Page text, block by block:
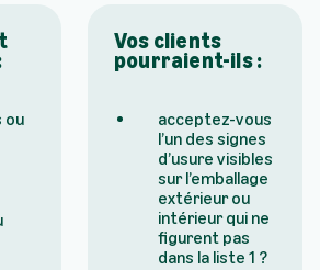
ou
Vos clients
pourraient-ils :
acceptez-vous
l’un des signes
d’usure visibles
sur l’emballage
extérieur ou
intérieur qui ne
figurent pas
dans la liste 1 ?